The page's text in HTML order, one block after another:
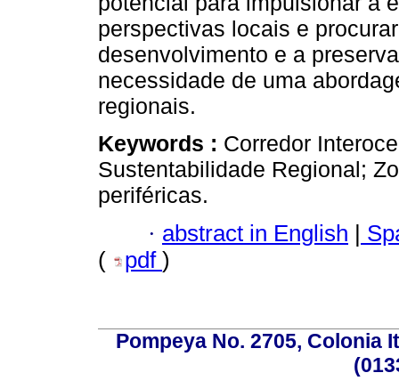
perspectivas locais e
desenvolvimento e a
necessidade de uma
regionais.
Keywords : Corredor
Sustentabilidade Regional;
periféricas.
· abstract in English |
(
pdf )
Pompeya No. 2705, Colonia